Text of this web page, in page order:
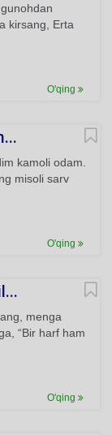
kirsang, Erta
O'qing
kamoli odam.
misoli sarv
O'qing
menga
“Bir harf ham
O'qing